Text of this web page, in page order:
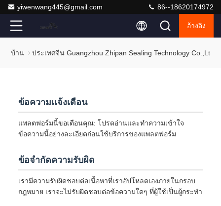
yiwenwang445@gmail.com 86--18620174972
อ้างอิง
บ้าน ประเทศจีน Guangzhou Zhipan Sealing Technology
ข้อความแจ้งเตือน
แพลตฟอร์มนี้ขอเตือนคุณ: โปรดอ่านและทำความเข้าใจ
ข้อความนี้อย่างละเอียดก่อนใช้บริการของแพลตฟอร์ม
ข้อจำกัดความรับผิด
เรามีความรับผิดชอบต่อเนื้อหาที่เราอัปโหลดเองภายในกรอบ
กฎหมาย เราจะไม่รับผิดชอบต่อข้อความใดๆ ที่ผู้ใช้เป็นผู้กระทำ